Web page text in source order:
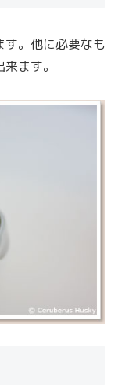
。他に必要なも
ます。